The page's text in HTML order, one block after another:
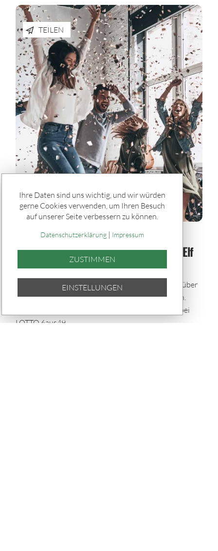
TEILEN
Spiele & Gewinner / Gewinner
SACHSENLOTTO-Gewinner der Woche: Elf
Glückstreffer in Sachsen
In der vergangenen Woche durften sich elf Spieler über
Gewinne zwischen 5.000 und 8.102,10 Euro freuen.
Dabei zeigte sich das Glück besonders spendabel bei
LOTTO 6aus49.
Ihre Daten sind uns wichtig, und wir würden
gerne Cookies verwenden, um Ihren Besuch
auf unserer Seite verbessern zu können.
Datenschutzerklärung| Impressum
ZUSTIMMEN
EINSTELLUNGEN